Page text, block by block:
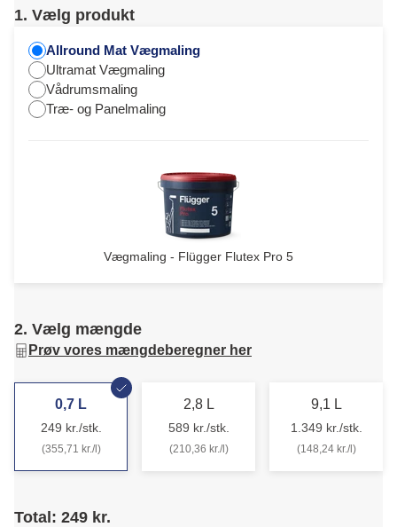
1. Vælg produkt
Allround Mat Vægmaling
Ultramat Vægmaling
Vådrumsmaling
Træ- og Panelmaling
Vægmaling - Flügger Flutex Pro 5
2. Vælg mængde
Prøv vores mængdeberegner her
0,7 L
249 kr./stk.
(355,71 kr./l)
2,8 L
589 kr./stk.
(210,36 kr./l)
9,1 L
1.349 kr./stk.
(148,24 kr./l)
Total: 249 kr.